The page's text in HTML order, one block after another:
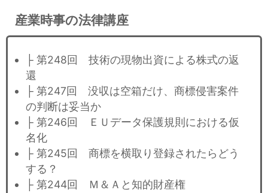
産業時事の法律講座
├ 第248回 技術の現物出資による株式の返
還
├ 第247回 没収は空箱だけ、商標侵害案件
の判断は妥当か
├ 第246回 ＥＵデータ保護規則における仮
名化
├ 第245回 商標を横取り登録されたらどう
する？
├ 第244回 Ｍ＆Ａと知的財産権